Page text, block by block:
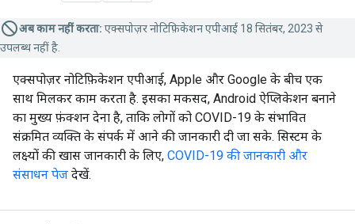
अब काम नहीं करता: एक्सपोज़र नोटिफ़िकेशन एपीआई 18 सितंबर, 2023 से
उपलब्ध नहीं है.
एक्सपोज़र नोटिफ़िकेशन एपीआई, Apple और Google के बीच एक
साथ मिलकर काम करता है. इसका मकसद, Android ऐप्लिकेशन बनाने
का मुख्य फ़ंक्शन देना है, ताकि लोगों को COVID-19 के संभावित
संक्रमित व्यक्ति के संपर्क में आने की जानकारी दी जा सके. सिस्टम के
लक्ष्यों की खास जानकारी के लिए, COVID-19 की जानकारी और
संसाधन पेज देखें.